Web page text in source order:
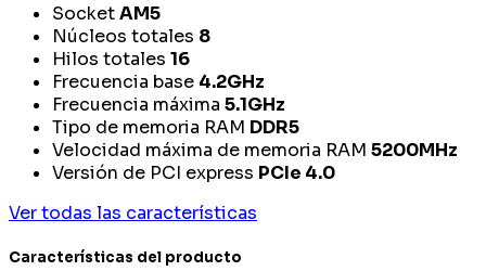
SocketAM5
Núcleos totales 8
Hilos totales 16
Frecuencia base 4.2GHz
Frecuencia máxima 5.1GHz
Tipo de memoria RAM DDR5
Velocidad máxima de memoria RAM 5200MHz
Versión de PCI express PCIe 4.0
Ver todas las características
Características del producto